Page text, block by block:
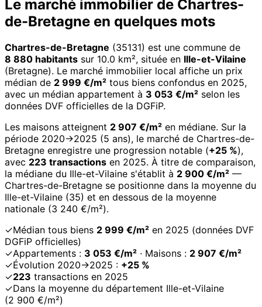
Le marché immobilier de Chartres-
de-Bretagne en quelques mots
Chartres-de-Bretagne (35131) est une commune de
8 880 habitants sur 10.0 km², située en Ille-et-Vilaine
(Bretagne). Le marché immobilier local affiche un prix
médian de 2 999 €/m² tous biens confondus en 2025,
avec un médian appartement à 3 053 €/m² selon les
données DVF officielles de la DGFiP.
Les maisons atteignent 2 907 €/m² en médiane. Sur la
période 2020→2025 (5 ans), le marché de Chartres-de-
Bretagne enregistre une progression notable (+25 %),
avec 223 transactions en 2025. À titre de comparaison,
la médiane du Ille-et-Vilaine s'établit à 2 900 €/m² —
Chartres-de-Bretagne se positionne dans la moyenne du
Ille-et-Vilaine (35) et en dessous de la moyenne
nationale (3 240 €/m²).
✓Médian tous biens 2 999 €/m² en 2025 (données DVF
DGFiP officielles)
✓Appartements : 3 053 €/m² · Maisons : 2 907 €/m²
✓Évolution 2020→2025 : +25 %
✓223 transactions en 2025
✓Dans la moyenne du département Ille-et-Vilaine
(2 900 €/m²)